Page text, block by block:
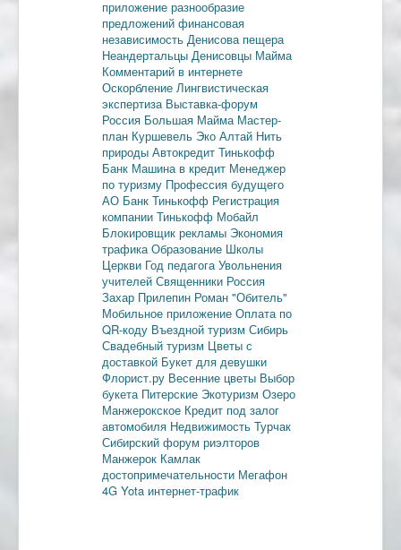
приложение разнообразие
предложений финансовая
независимость Денисова пещера
Неандертальцы Денисовцы Майма
Комментарий в интернете
Оскорбление Лингвистическая
экспертиза Выставка-форум
Россия Большая Майма Мастер-
план Куршевель Эко Алтай Нить
природы Автокредит Тинькофф
Банк Машина в кредит Менеджер
по туризму Профессия будущего
АО Банк Тинькофф Регистрация
компании Тинькофф Мобайл
Блокировщик рекламы Экономия
трафика Образование Школы
Церкви Год педагога Увольнения
учителей Священники Россия
Захар Прилепин Роман "Обитель"
Мобильное приложение Оплата по
QR-коду Въездной туризм Сибирь
Свадебный туризм Цветы с
доставкой Букет для девушки
Флорист.ру Весенние цветы Выбор
букета Питерские Экотуризм Озеро
Манжерокское Кредит под залог
автомобиля Недвижимость Турчак
Сибирский форум риэлторов
Манжерок Камлак
достопримечательности Мегафон
4G Yota интернет-трафик